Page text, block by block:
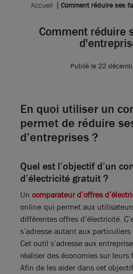
Accueil Comment réduire ses
Comment réduire
Publié le 22
En quoi utiliser un
permet de réduire
d’entreprises ?
Quel est l’objectif d’un
d’électricité gratuit ?
Un comparateur d’offres
online qui permet aux
différentes offres d’électricité.
s’adresse autant aux particuliers
Cet outil s’adresse aux
réaliser des économies sur leurs
Afin de les aider dans cet